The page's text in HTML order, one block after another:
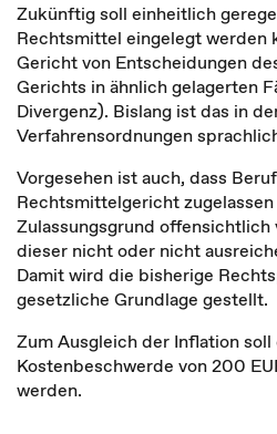
Zukünftig soll einheitlich
Rechtsmittel eingelegt werden
Gericht von Entscheidungen
Gerichts in ähnlich gelagerten
Divergenz). Bislang ist das in
Verfahrensordnungen
Vorgesehen ist auch, dass
Rechtsmittelgericht
Zulassungsgrund offensichtlich
dieser nicht oder nicht
Damit wird die bisherige
gesetzliche Grundlage gestellt.
Zum Ausgleich der Inflation
Kostenbeschwerde von 200
werden.